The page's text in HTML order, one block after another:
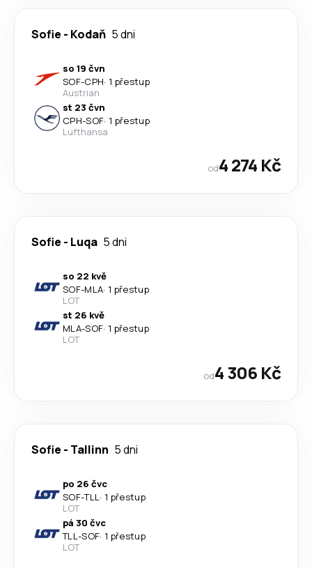
Sofie - Kodaň 5 dni
so 19 čvn
SOF-CPH· 1 přestup
Austrian
st 23 čvn
CPH-SOF· 1 přestup
Lufthansa
od4 274 Kč
Sofie - Luqa 5 dni
so 22 kvě
SOF-MLA· 1 přestup
LOT
st 26 kvě
MLA-SOF· 1 přestup
LOT
od4 306 Kč
Sofie - Tallinn 5 dni
po 26 čvc
SOF-TLL· 1 přestup
LOT
pá 30 čvc
TLL-SOF· 1 přestup
LOT